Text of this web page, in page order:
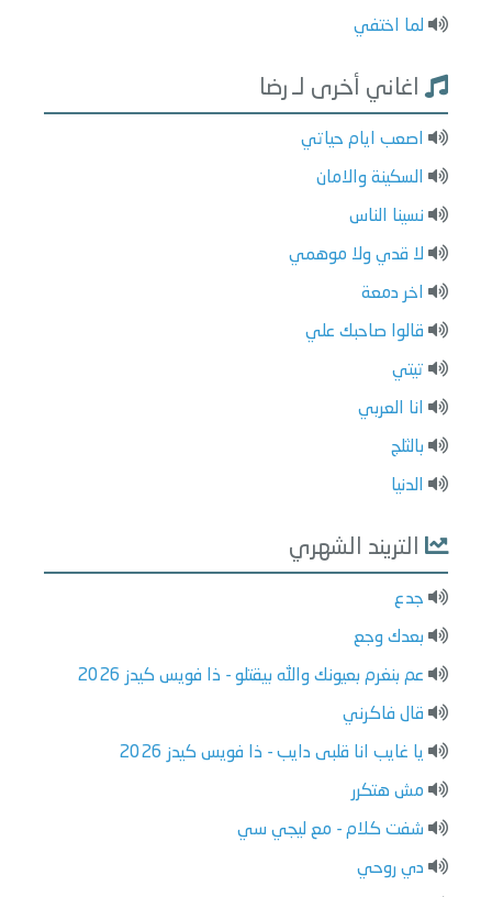
لما اختفي
اغاني أخرى لـ رضا
اصعب ايام حياتي
السكينة والامان
نسينا الناس
لا قدي ولا موهمي
اخر دمعة
قالوا صاحبك علي
تيتي
انا العربي
بالثلج
الدنيا
التريند الشهري
جدع
بعدك وجع
عم بنغرم بعيونك والله بيقتلو - ذا فويس كيدز 2026
قال فاكرني
يا غايب انا قلبى دايب - ذا فويس كيدز 2026
مش هتكرر
شفت كلام - مع ليجي سي
دي روحي